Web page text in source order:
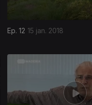
Ep. 12 15 jan. 2018